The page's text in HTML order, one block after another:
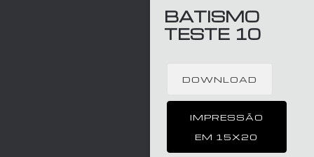
BATISMO
TESTE 10
DOWNLOAD
IMPRESSÃO
EM 15X20